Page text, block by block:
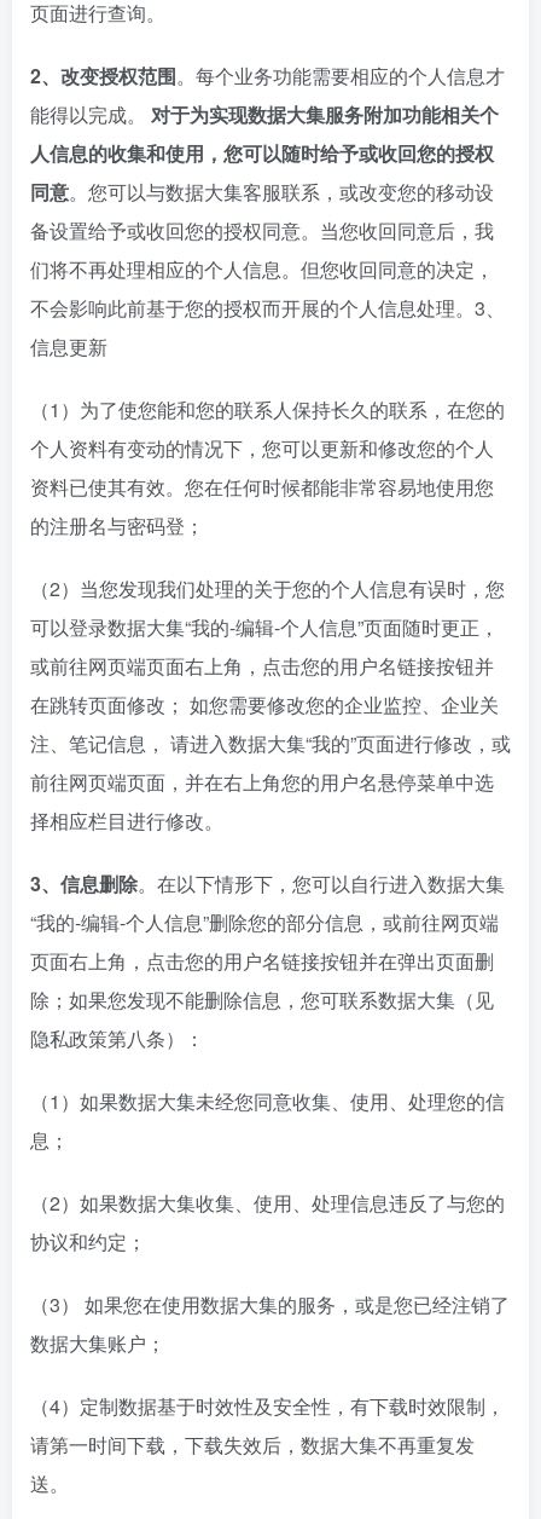
页面进行查询。
2、改变授权范围。每个业务功能需要相应的个人信息才
能得以完成。 对于为实现数据大集服务附加功能相关个
人信息的收集和使用，您可以随时给予或收回您的授权
同意。您可以与数据大集客服联系，或改变您的移动设
备设置给予或收回您的授权同意。当您收回同意后，我
们将不再处理相应的个人信息。但您收回同意的决定，
不会影响此前基于您的授权而开展的个人信息处理。3、
信息更新
（1）为了使您能和您的联系人保持长久的联系，在您的
个人资料有变动的情况下，您可以更新和修改您的个人
资料已使其有效。您在任何时候都能非常容易地使用您
的注册名与密码登；
（2）当您发现我们处理的关于您的个人信息有误时，您
可以登录数据大集“我的-编辑-个人信息”页面随时更正，
或前往网页端页面右上角，点击您的用户名链接按钮并
在跳转页面修改； 如您需要修改您的企业监控、企业关
注、笔记信息， 请进入数据大集“我的”页面进行修改，或
前往网页端页面，并在右上角您的用户名悬停菜单中选
择相应栏目进行修改。
3、信息删除。在以下情形下，您可以自行进入数据大集
“我的-编辑-个人信息”删除您的部分信息，或前往网页端
页面右上角，点击您的用户名链接按钮并在弹出页面删
除；如果您发现不能删除信息，您可联系数据大集（见
隐私政策第八条）：
（1）如果数据大集未经您同意收集、使用、处理您的信
息；
（2）如果数据大集收集、使用、处理信息违反了与您的
协议和约定；
（3） 如果您在使用数据大集的服务，或是您已经注销了
数据大集账户；
（4）定制数据基于时效性及安全性，有下载时效限制，
请第一时间下载，下载失效后，数据大集不再重复发
送。